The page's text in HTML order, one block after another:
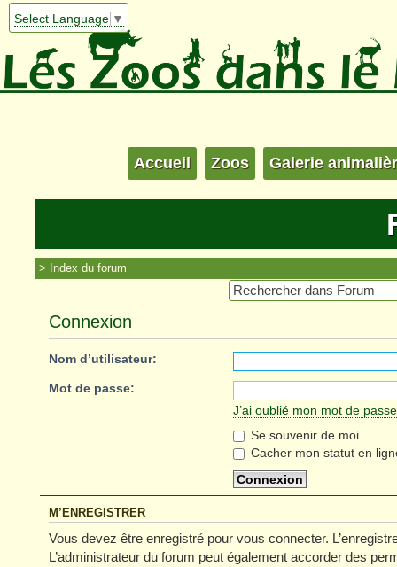
Select Language ▼
Accueil Zoos Galerie
Index du forum
Connexion
Nom d’utilisateur:
Mot de passe:
J’ai oublié mon mot de passe
Se souvenir de moi
Cacher mon statut en
M’ENREGISTRER
Vous devez être enregistré pour vous connecter.
L’administrateur du forum peut également accorder des